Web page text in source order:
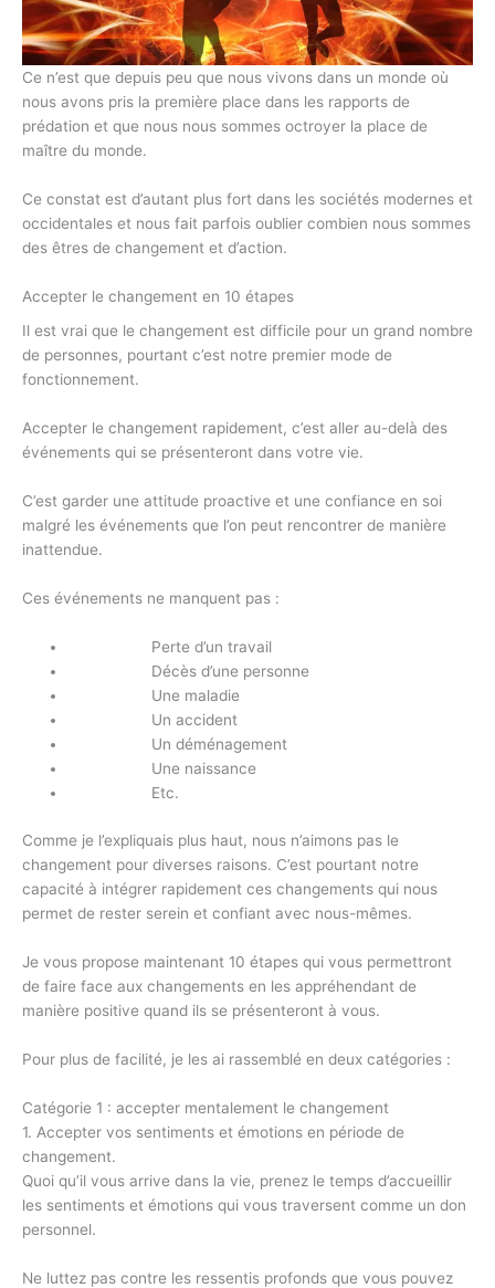
Ce n’est que depuis peu que nous vivons dans un monde où
nous avons pris la première place dans les rapports de
prédation et que nous nous sommes octroyer la place de
maître du monde.
Ce constat est d’autant plus fort dans les sociétés modernes et
occidentales et nous fait parfois oublier combien nous sommes
des êtres de changement et d’action.
Accepter le changement en 10 étapes
Il est vrai que le changement est difficile pour un grand nombre
de personnes, pourtant c’est notre premier mode de
fonctionnement.
Accepter le changement rapidement, c’est aller au-delà des
événements qui se présenteront dans votre vie.
C’est garder une attitude proactive et une confiance en soi
malgré les événements que l’on peut rencontrer de manière
inattendue.
Ces événements ne manquent pas :
Perte d’un travail
Décès d’une personne
Une maladie
Un accident
Un déménagement
Une naissance
Etc.
Comme je l’expliquais plus haut, nous n’aimons pas le
changement pour diverses raisons. C’est pourtant notre
capacité à intégrer rapidement ces changements qui nous
permet de rester serein et confiant avec nous-mêmes.
Je vous propose maintenant 10 étapes qui vous permettront
de faire face aux changements en les appréhendant de
manière positive quand ils se présenteront à vous.
Pour plus de facilité, je les ai rassemblé en deux catégories :
Catégorie 1 : accepter mentalement le changement
1. Accepter vos sentiments et émotions en période de
changement.
Quoi qu’il vous arrive dans la vie, prenez le temps d’accueillir
les sentiments et émotions qui vous traversent comme un don
personnel.
Ne luttez pas contre les ressentis profonds que vous pouvez